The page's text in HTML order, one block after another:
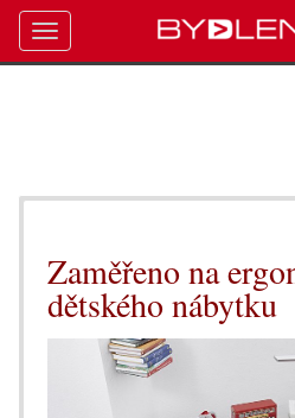
Zaměřeno na
dětského nábytku
Toggle
navigation